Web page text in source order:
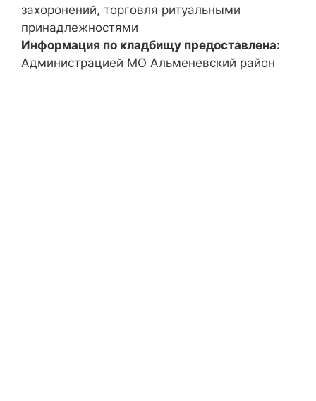
захоронений, торговля ритуальными
принадлежностями
Информация по кладбищу предоставлена:
Администрацией МО Альменевский район